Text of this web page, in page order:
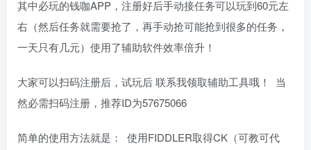
其中必玩的钱咖APP，注册好后手动接任务可以玩到60元左
右（然后任务就需要抢了，再手动抢可能抢到很多的任务，
一天只有几元）使用了辅助软件效率倍升！
大家可以扫码注册后，试玩后 联系我领取辅助工具哦！ 当
然必需扫码注册，推荐ID为57675066
简单的使用方法就是： 使用FIDDLER取得CK（可教可代